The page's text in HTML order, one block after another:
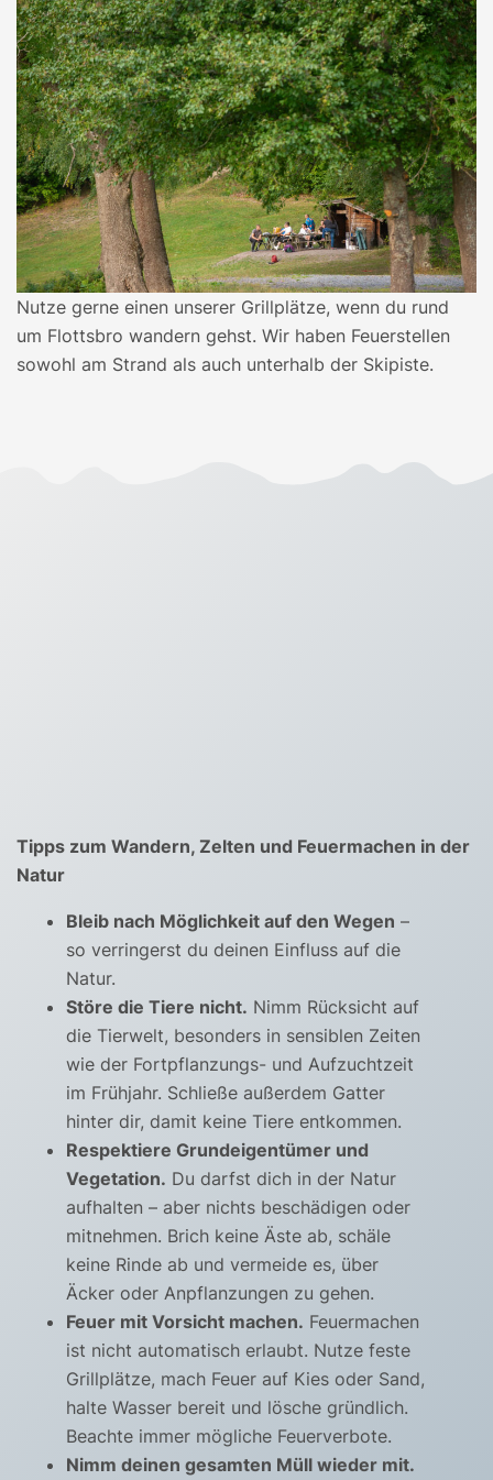
Nutze gerne einen unserer Grillplätze, wenn du rund
um Flottsbro wandern gehst. Wir haben Feuerstellen
sowohl am Strand als auch unterhalb der Skipiste.
Tipps zum Wandern, Zelten und Feuermachen in der
Natur
Bleib nach Möglichkeit auf den Wegen –
so verringerst du deinen Einfluss auf die
Natur.
Störe die Tiere nicht. Nimm Rücksicht auf
die Tierwelt, besonders in sensiblen Zeiten
wie der Fortpflanzungs- und Aufzuchtzeit
im Frühjahr. Schließe außerdem Gatter
hinter dir, damit keine Tiere entkommen.
Respektiere Grundeigentümer und
Vegetation. Du darfst dich in der Natur
aufhalten – aber nichts beschädigen oder
mitnehmen. Brich keine Äste ab, schäle
keine Rinde ab und vermeide es, über
Äcker oder Anpflanzungen zu gehen.
Feuer mit Vorsicht machen. Feuermachen
ist nicht automatisch erlaubt. Nutze feste
Grillplätze, mach Feuer auf Kies oder Sand,
halte Wasser bereit und lösche gründlich.
Beachte immer mögliche Feuerverbote.
Nimm deinen gesamten Müll wieder mit.